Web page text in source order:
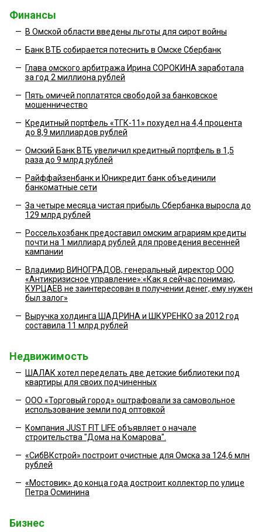
Финансы
— В Омской области введены льготы для сирот войны
— Банк ВТБ собирается потеснить в Омске Сбербанк
— Глава омского арбитража Ирина СОРОКИНА заработала
за год 2 миллиона рублей
— Пять омичей поплатятся свободой за банковское
мошенничество
— Кредитный портфель «ТГК-11» похудел на 4,4 процента
до 8,9 миллиардов рублей
— Омский Банк ВТБ увеличил кредитный портфель в 1,5
раза до 9 млрд рублей
— Райффайзенбанк и Юникредит банк объединили
банкоматные сети
— За четыре месяца чистая прибыль Сбербанка выросла до
129 млрд рублей
— Россельхозбанк предоставил омским аграриям кредиты
почти на 1 миллиард рублей для проведения весенней
кампании
— Владимир ВИНОГРАДОВ, генеральный директор ООО
«Антикризисное управление»:«Как я сейчас понимаю,
КУРЦАЕВ не заинтересован в получении денег, ему нужен
был залог»
— Выручка холдинга ШАДРИНА и ШКУРЕНКО за 2012 год
составила 11 млрд рублей
Недвижимость
— ШАЛАК хотел переделать две детские библиотеки под
квартиры для своих подчиненных
— ООО «Торговый город» оштрафовали за самовольное
использование земли под оптовкой
— Компания JUST FIT LIFE объявляет о начале
строительства "Дома на Комарова".
— «СибВКстрой» построит очистные для Омска за 124,6 млн
рублей
— «Мостовик» до конца года достроит коллектор по улице
Петра Осминина
Бизнес